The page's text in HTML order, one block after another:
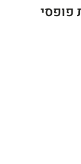
פופסי